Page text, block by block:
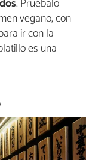
vegano, con
ir con la
es una